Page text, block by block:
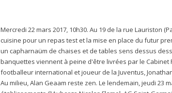
Mercredi 22 mars 2017, 10h30. Au 19 de la rue Lauriston
cuisine pour un repas test et la mise en place du futur
un capharnaüm de chaises et de tables sens dessus
banquettes viennent à peine d'être livrées par le Cabinet
footballeur international et joueur de la Juventus,
Au milieu, Alan Geaam reste zen. Le lendemain, jeudi 23